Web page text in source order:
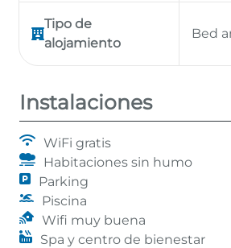
Tipo de
alojamiento
Bed
Instalaciones
WiFi gratis
Habitaciones sin humo
Parking
Piscina
Wifi muy buena
Spa y centro de bienestar